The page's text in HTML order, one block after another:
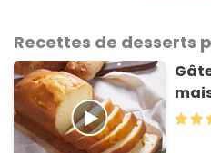
Recettes de desserts